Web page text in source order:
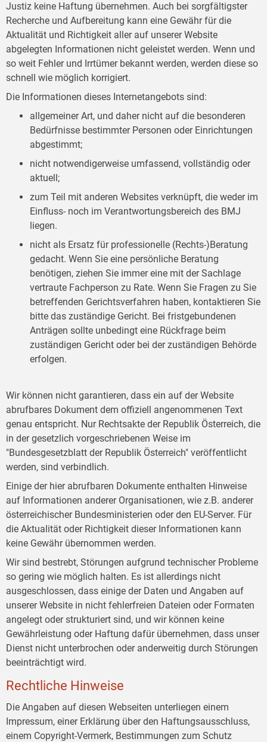
Justiz keine Haftung übernehmen. Auch bei sorgfältigster
Recherche und Aufbereitung kann eine Gewähr für die
Aktualität und Richtigkeit aller auf unserer Website
abgelegten Informationen nicht geleistet werden. Wenn und
so weit Fehler und Irrtümer bekannt werden, werden diese so
schnell wie möglich korrigiert.
Die Informationen dieses Internetangebots sind:
allgemeiner Art, und daher nicht auf die besonderen
Bedürfnisse bestimmter Personen oder Einrichtungen
abgestimmt;
nicht notwendigerweise umfassend, vollständig oder
aktuell;
zum Teil mit anderen Websites verknüpft, die weder im
Einfluss- noch im Verantwortungsbereich des BMJ
liegen.
nicht als Ersatz für professionelle (Rechts-)Beratung
gedacht. Wenn Sie eine persönliche Beratung
benötigen, ziehen Sie immer eine mit der Sachlage
vertraute Fachperson zu Rate. Wenn Sie Fragen zu Sie
betreffenden Gerichtsverfahren haben, kontaktieren Sie
bitte das zuständige Gericht. Bei fristgebundenen
Anträgen sollte unbedingt eine Rückfrage beim
zuständigen Gericht oder bei der zuständigen Behörde
erfolgen.
Wir können nicht garantieren, dass ein auf der Website
abrufbares Dokument dem offiziell angenommenen Text
genau entspricht. Nur Rechtsakte der Republik Österreich, die
in der gesetzlich vorgeschriebenen Weise im
"Bundesgesetzblatt der Republik Österreich" veröffentlicht
werden, sind verbindlich.
Einige der hier abrufbaren Dokumente enthalten Hinweise
auf Informationen anderer Organisationen, wie z.B. anderer
österreichischer Bundesministerien oder den EU-Server. Für
die Aktualität oder Richtigkeit dieser Informationen kann
keine Gewähr übernommen werden.
Wir sind bestrebt, Störungen aufgrund technischer Probleme
so gering wie möglich halten. Es ist allerdings nicht
ausgeschlossen, dass einige der Daten und Angaben auf
unserer Website in nicht fehlerfreien Dateien oder Formaten
angelegt oder strukturiert sind, und wir können keine
Gewährleistung oder Haftung dafür übernehmen, dass unser
Dienst nicht unterbrochen oder anderweitig durch Störungen
beeinträchtigt wird.
Rechtliche Hinweise
Die Angaben auf diesen Webseiten unterliegen einem
Impressum, einer Erklärung über den Haftungsausschluss,
einem Copyright-Vermerk, Bestimmungen zum Schutz